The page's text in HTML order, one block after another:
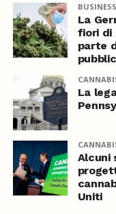
BUSINESS
La
fiori di
parte
La
Alcuni
Uniti